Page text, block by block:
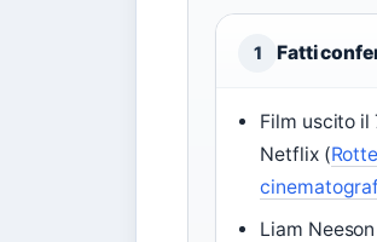
1 Fatti
Film uscito il
Netflix (
Liam